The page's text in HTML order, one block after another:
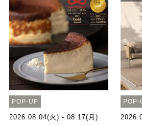
POP-UP
2026.08.04(火) - 08.17(月)
POP-